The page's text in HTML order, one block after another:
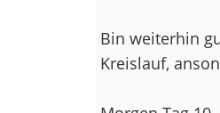
Bin weiterhin
Kreislauf,